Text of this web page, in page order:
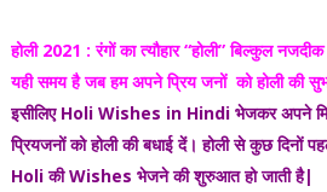
होली 2021 : रंगों का त्यौहार “होली” बिल्कुल
यही समय है जब हम अपने प्रिय जनों को होली की
इसीलिए Holi Wishes in Hindi भेजकर अपने
प्रियजनों को होली की बधाई दें। होली से कुछ दिनों
Holi की Wishes भेजने की शुरुआत हो जाती है|